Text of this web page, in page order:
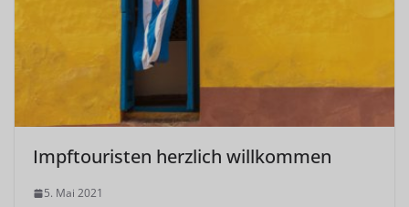
Impftouristen herzlich willkommen
5. Mai 2021